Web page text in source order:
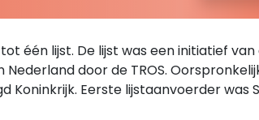
één lijst. De lijst was een initiatief
door de TROS.
Koninkrijk. Eerste lijstaanvoerder was